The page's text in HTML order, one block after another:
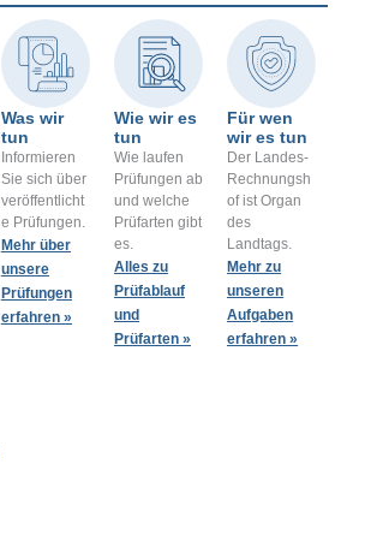
Was wir
tun
Informieren
Sie sich über
veröffentlicht
e Prüfungen.
Mehr über
unsere
Prüfungen
erfahren »
Wie wir es
tun
Wie laufen
Prüfungen ab
und welche
Prüfarten gibt
es.
Alles zu
Prüfablauf
und
Prüfarten »
Für wen
wir es tun
Der Landes-
Rechnungsh
of ist Organ
des
Landtags.
Mehr zu
unseren
Aufgaben
erfahren »